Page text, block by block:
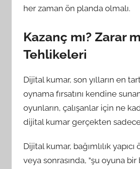
her zaman ön planda olmalı.
Kazanç mı? Zarar
Tehlikeleri
Dijital kumar, son yılların en
oynama fırsatını kendine
oyunların, çalışanlar için ne
dijital kumar gerçekten sadece
Dijital kumar, bağımlılık
veya sonrasında, “şu oyuna